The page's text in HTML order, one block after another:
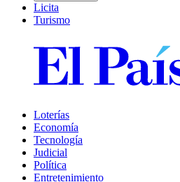
Licita
Turismo
Loterías
Economía
Tecnología
Judicial
Política
Entretenimiento